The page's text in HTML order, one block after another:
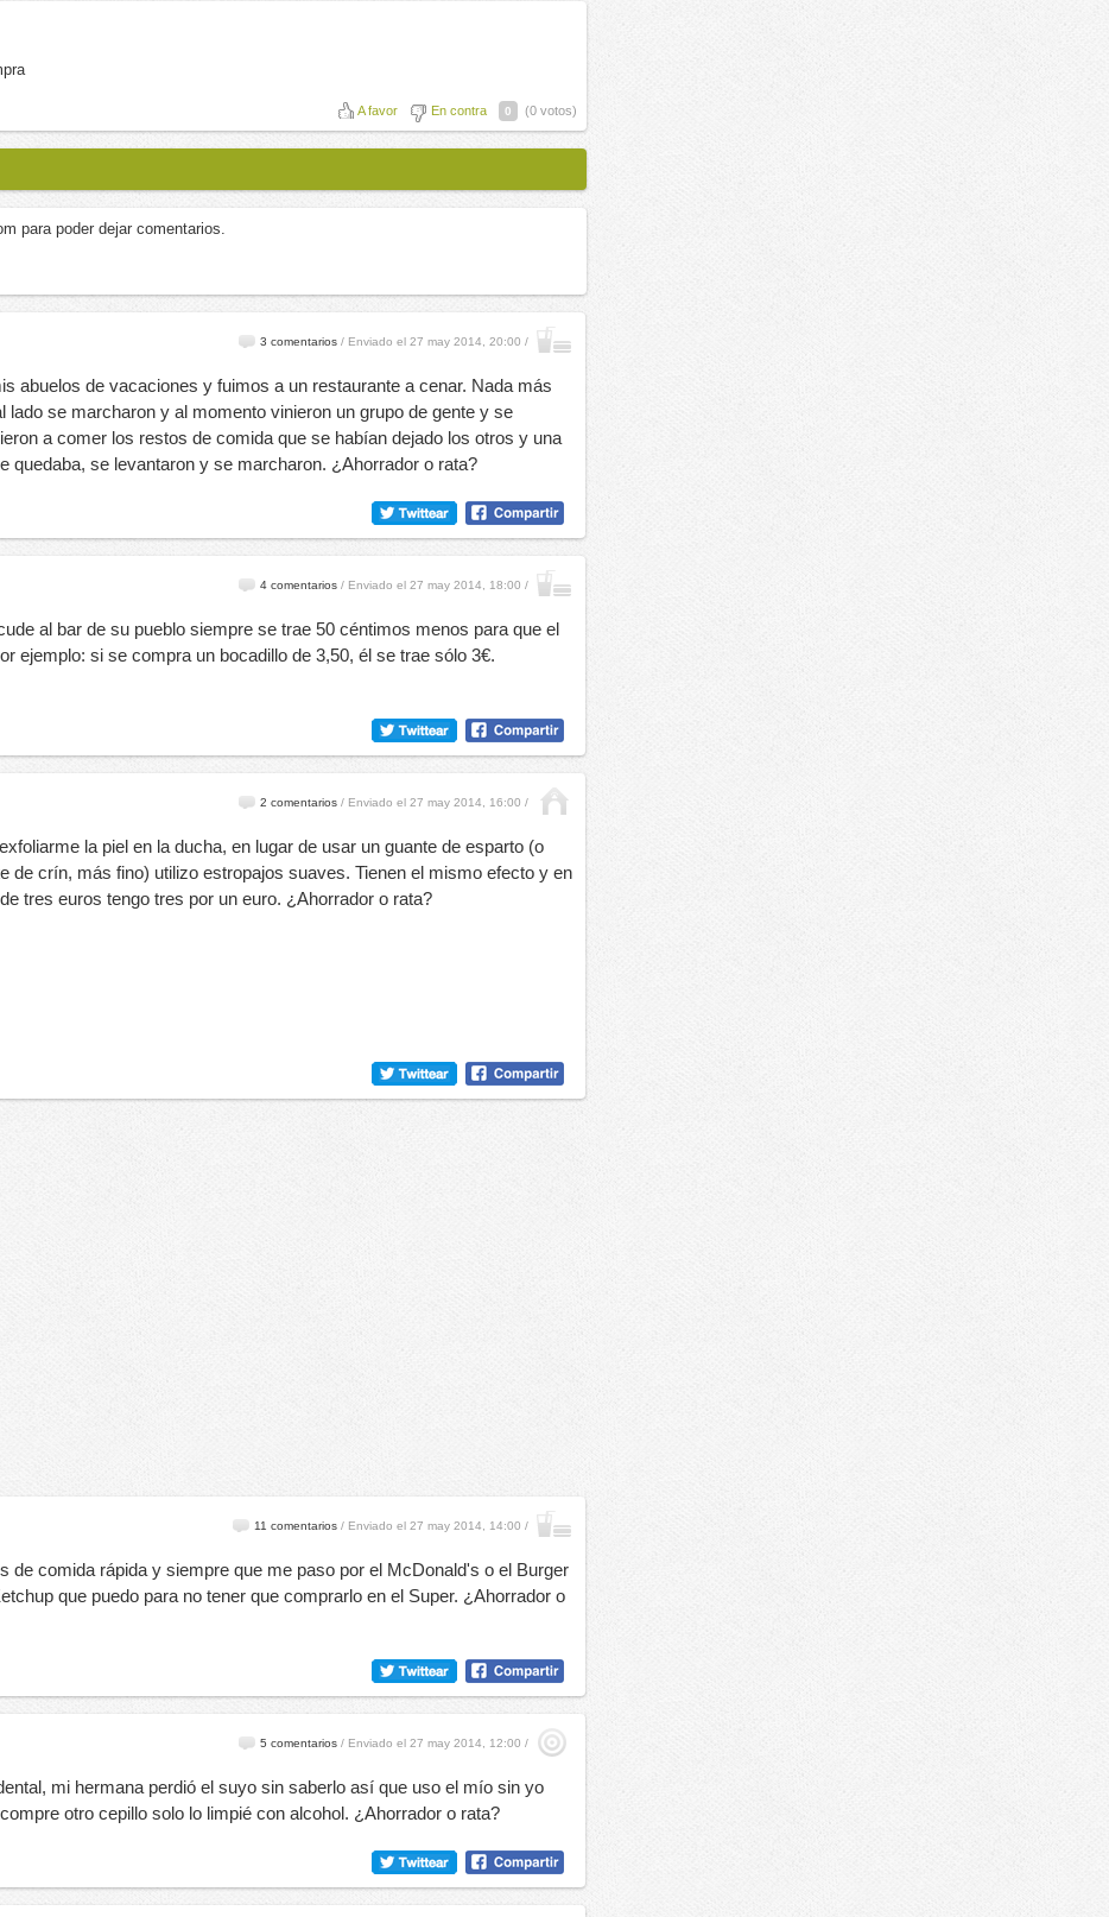
A favor En contra 0 (0 votos)
para poder dejar comentarios.
3 comentarios / Enviado el 27 may 2014, 20:00 /
abuelos de vacaciones y fuimos a un restaurante a cenar. Nada más
lado se marcharon y al momento vinieron un grupo de gente y se
a comer los restos de comida que se habían dejado los otros y una
quedaba, se levantaron y se marcharon. ¿Ahorrador o rata?
4 comentarios / Enviado el 27 may 2014, 18:00 /
al bar de su pueblo siempre se trae 50 céntimos menos para que el
ejemplo: si se compra un bocadillo de 3,50, él se trae sólo 3€.
2 comentarios / Enviado el 27 may 2014, 16:00 /
la piel en la ducha, en lugar de usar un guante de esparto (o
de crín, más fino) utilizo estropajos suaves. Tienen el mismo efecto y en
tres euros tengo tres por un euro. ¿Ahorrador o rata?
11 comentarios / Enviado el 27 may 2014, 14:00 /
de comida rápida y siempre que me paso por el McDonald's o el Burger
que puedo para no tener que comprarlo en el Super. ¿Ahorrador o
5 comentarios / Enviado el 27 may 2014, 12:00 /
mi hermana perdió el suyo sin saberlo así que uso el mío sin yo
otro cepillo solo lo limpié con alcohol. ¿Ahorrador o rata?